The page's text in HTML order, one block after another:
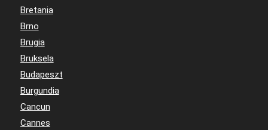
Bretania
Brno
Brugia
Bruksela
Budapeszt
Burgundia
Cancun
Cannes